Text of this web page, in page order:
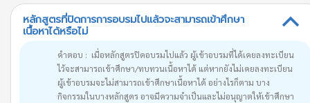
B
หลักสูตรที่ปิดการการอบรมไปแล้วจะสามารถเข้าศึกษา
เนื้อหาได้หรือไม่
คำตอบ : เมื่อหลักสูตรปิดอบรมไปแล้ว ผู้เข้าอบรมที่ได้เคยลงทะเบียน
ไว้จะสามารถเข้าศึกษา/ทบทวนเนื้อหาได้ แต่หากยังไม่เคยลงทะเบียน
ผู้เข้าอบรมจะไม่สามารถเข้าศึกษาเนื้อหาได้ อย่างไรก็ตาม บาง
กิจกรรมในบางหลักสูตร อาจมีความจำเป็นและไม่อนุญาตให้เข้าศึกษา